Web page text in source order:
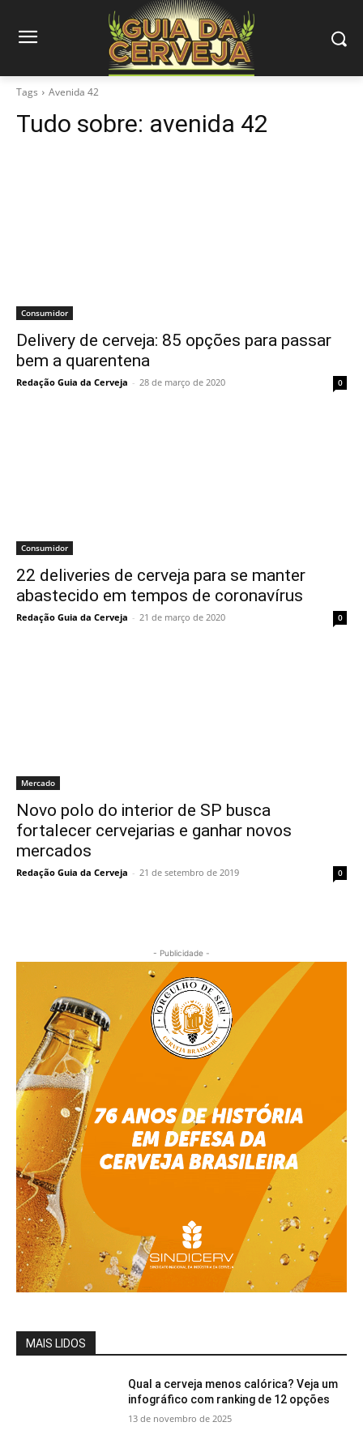
Tags Avenida 42
Tudo sobre: avenida 42
Consumidor
Delivery de cerveja: 85 opções para passar
bem a quarentena
Redação Guia da Cerveja - 28 de março de 2020 0
Consumidor
22 deliveries de cerveja para se manter
abastecido em tempos de coronavírus
Redação Guia da Cerveja - 21 de março de 2020 0
Mercado
Novo polo do interior de SP busca
fortalecer cervejarias e ganhar novos
mercados
Redação Guia da Cerveja - 21 de setembro de 2019 0
- Publicidade -
MAIS LIDOS
Qual a cerveja menos calórica? Veja um
infográfico com ranking de 12 opções
13 de novembro de 2025